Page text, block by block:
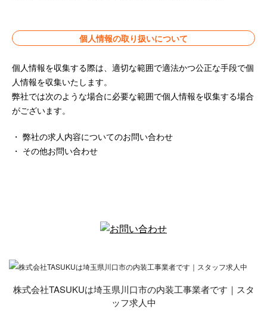
個人情報の取り扱いについて
個人情報を収集する際は、適切な範囲で適法かつ公正な手段で個
人情報を収集いたします。
弊社では次のような場合に必要な範囲で個人情報を収集する場合
がございます。
・ 弊社の求人内容についてのお問い合わせ
・ その他お問い合わせ
株式会社TASUKUは埼玉県川口市の内装工事業者です｜スタ
ッフ求人中